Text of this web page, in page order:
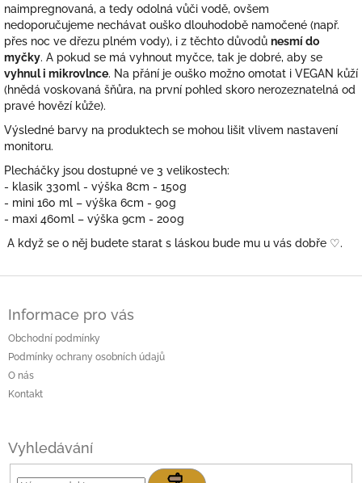
naimpregnovaná, a tedy odolná vůči vodě, ovšem
nedoporučujeme nechávat ouško dlouhodobě namočené (např.
přes noc ve dřezu plném vody), i z těchto důvodů nesmí do
myčky. A pokud se má vyhnout myčce, tak je dobré, aby se
vyhnul i mikrovlnce. Na přání je ouško možno omotat i VEGAN kůží
(hnědá voskovaná šňůra, na první pohled skoro nerozeznatelná od
pravé hovězí kůže).
Výsledné barvy na produktech se mohou lišit vlivem nastavení
monitoru.
Plecháčky jsou dostupné ve 3 velikostech:
- klasik 330ml - výška 8cm - 150g
- mini 160 ml – výška 6cm - 90g
- maxi 460ml – výška 9cm - 200g
A když se o něj budete starat s láskou bude mu u vás dobře ♡.
Informace pro vás
Obchodní podmínky
Podmínky ochrany osobních údajů
O nás
Kontakt
Vyhledávání